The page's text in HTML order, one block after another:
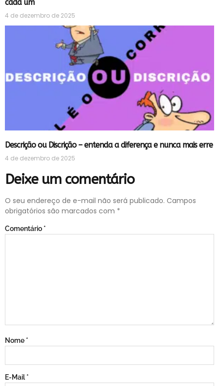
cada um
4 de dezembro de 2025
Descrição ou Discrição – entenda a diferença e nunca mais erre
4 de dezembro de 2025
Deixe um comentário
O seu endereço de e-mail não será publicado. Campos
obrigatórios são marcados com *
Comentário *
Nome *
E-Mail *